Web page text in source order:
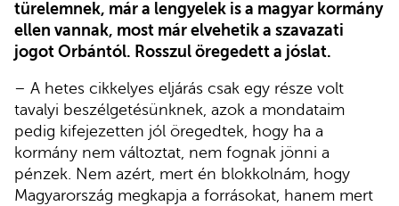
türelemnek, már a lengyelek is a magyar kormány
ellen vannak, most már elvehetik a szavazati
jogot Orbántól. Rosszul öregedett a jóslat.
– A hetes cikkelyes eljárás csak egy része volt
tavalyi beszélgetésünknek, azok a mondataim
pedig kifejezetten jól öregedtek, hogy ha a
kormány nem változtat, nem fognak jönni a
pénzek. Nem azért, mert én blokkolnám, hogy
Magyarország megkapja a forrásokat, hanem mert